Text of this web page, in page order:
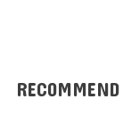
RECOMMEND